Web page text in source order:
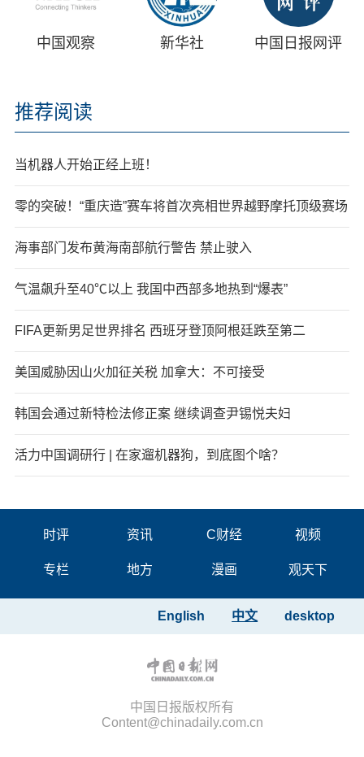
中国观察 新华社 中国日报网评
推荐阅读
当机器人开始正经上班！
零的突破！“重庆造”赛车将首次亮相世界越野摩托顶级赛场
海事部门发布黄海南部航行警告 禁止驶入
气温飙升至40℃以上 我国中西部多地热到“爆表”
FIFA更新男足世界排名 西班牙登顶阿根廷跌至第二
美国威胁因山火加征关税 加拿大：不可接受
韩国会通过新特检法修正案 继续调查尹锡悦夫妇
活力中国调研行 | 在家遛机器狗，到底图个啥？
时评 资讯 C财经 视频
专栏 地方 漫画 观天下
desktop
中文
English
中国日报版权所有
Content@chinadaily.com.cn